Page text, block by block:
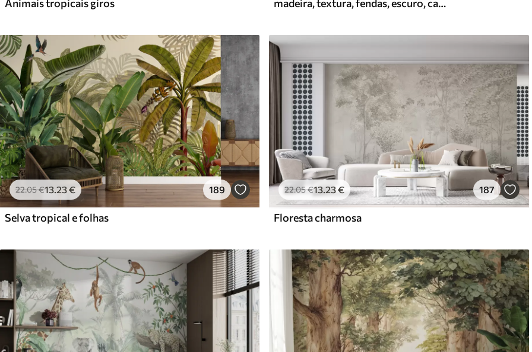
Animais tropicais giros madeira, textura, fendas, escuro, casca, superfície
22.05€13.23€ 189
Selva tropical e folhas
22.05€13.23€ 187
Floresta charmosa